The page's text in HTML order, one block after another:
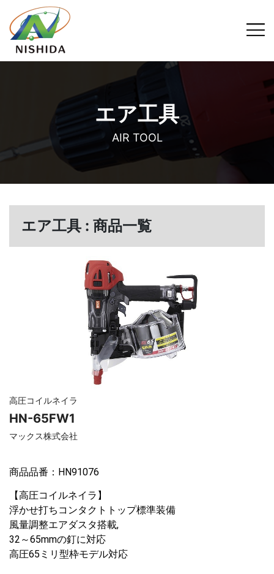
エア工具
AIR TOOL
エア工具 : 商品一覧
高圧コイルネイラ
HN-65FW1
マックス株式会社
商品品番：HN91076
【高圧コイルネイラ】
浮かせ打ちコンタクトトップ標準装備
風量調整エアダスタ搭載,
32～65mmの釘に対応
高圧65ミリ型枠モデル対応